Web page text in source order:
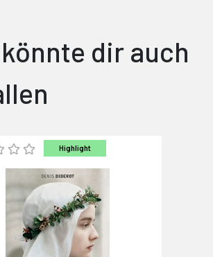
dir auch
Highlight